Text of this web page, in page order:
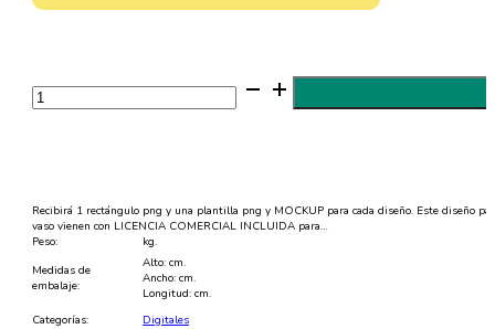
Diseño
para
Botella/Termo
de
los
animales
300
DPI
Recibirá 1 rectángulo png y una plantilla png y MOCKUP para cada diseño. Este diseño
vaso vienen con LICENCIA COMERCIAL INCLUIDA para…
Peso:
kg.
Medidas de
embalaje:
Alto: cm.
Ancho: cm.
Longitud: cm.
Categorías:
Digitales